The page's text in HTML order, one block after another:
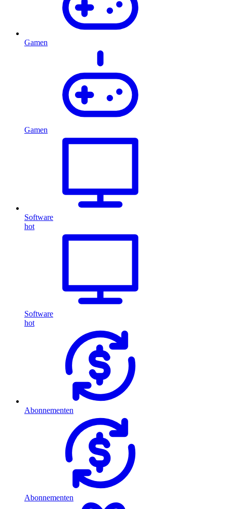
Gamen
Gamen
Software
hot
Software
hot
Abonnementen
Abonnementen